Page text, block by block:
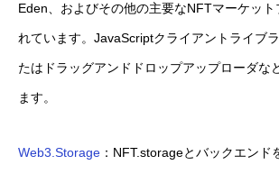
Eden、およびその他の主要なNFTマーケット
れています。JavaScriptクライアントライブ
たはドラッグアンドドロップアップローダな
ます。
Web3.Storage ：NFT.storageとバックエンド